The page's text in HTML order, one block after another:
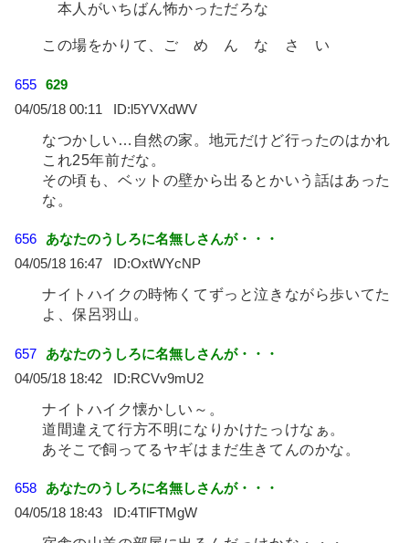
本人がいちばん怖かっただろな
この場をかりて、ご め ん な さ い
655 629
04/05/18 00:11
l5YVXdWV
なつかしい…自然の家。地元だけど行ったのはかれ
これ25年前だな。
その頃も、ベットの壁から出るとかいう話はあった
な。
656
あなたのうしろに名無しさんが・・・
04/05/18 16:47
OxtWYcNP
ナイトハイクの時怖くてずっと泣きながら歩いてた
よ、保呂羽山。
657
あなたのうしろに名無しさんが・・・
04/05/18 18:42
RCVv9mU2
ナイトハイク懐かしい～。
道間違えて行方不明になりかけたっけなぁ。
あそこで飼ってるヤギはまだ生きてんのかな。
658 あなたのうしろに名無しさんが・・・
04/05/18 18:43
4TlFTMgW